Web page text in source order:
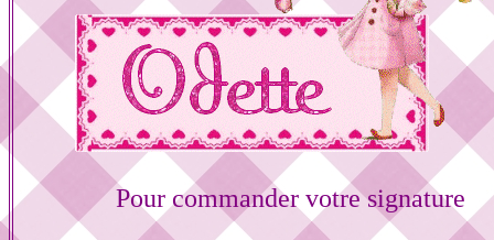
Pour commander votre signature